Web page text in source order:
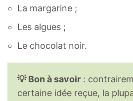
La margarine ;
Les algues ;
Le chocolat noir.
💡 Bon à savoir :
certaine idée reçue, la